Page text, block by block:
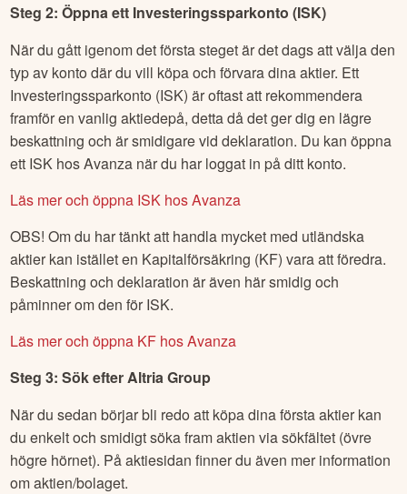
Steg 2: Öppna ett Investeringssparkonto (ISK)
När du gått igenom det första steget är det dags att välja den
typ av konto där du vill köpa och förvara dina aktier. Ett
Investeringssparkonto (ISK) är oftast att rekommendera
framför en vanlig aktiedepå, detta då det ger dig en lägre
beskattning och är smidigare vid deklaration. Du kan öppna
ett ISK hos Avanza när du har loggat in på ditt konto.
Läs mer och öppna ISK hos Avanza
OBS! Om du har tänkt att handla mycket med utländska
aktier kan istället en Kapitalförsäkring (KF) vara att föredra.
Beskattning och deklaration är även här smidig och
påminner om den för ISK.
Läs mer och öppna KF hos Avanza
Steg 3: Sök efterAltria Group
När du sedan börjar bli redo att köpa dina första aktier kan
du enkelt och smidigt söka fram aktien via sökfältet (övre
högre hörnet). På aktiesidan finner du även mer information
om aktien/bolaget.